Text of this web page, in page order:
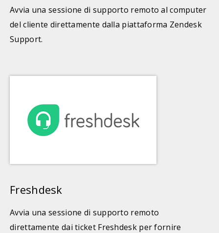
Avvia una sessione di supporto remoto al computer
del cliente direttamente dalla piattaforma Zendesk
Support.
Freshdesk
Avvia una sessione di supporto remoto
direttamente dai ticket Freshdesk per fornire